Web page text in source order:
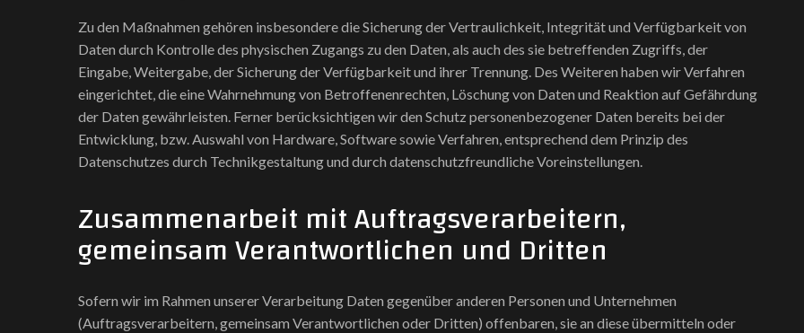
Zu den Maßnahmen gehören insbesondere die Sicherung der Vertraulichkeit, Integrität und Verfügbarkeit von
Daten durch Kontrolle des physischen Zugangs zu den Daten, als auch des sie betreffenden Zugriffs, der
Eingabe, Weitergabe, der Sicherung der Verfügbarkeit und ihrer Trennung. Des Weiteren haben wir Verfahren
eingerichtet, die eine Wahrnehmung von Betroffenenrechten, Löschung von Daten und Reaktion auf Gefährdung
der Daten gewährleisten. Ferner berücksichtigen wir den Schutz personenbezogener Daten bereits bei der
Entwicklung, bzw. Auswahl von Hardware, Software sowie Verfahren, entsprechend dem Prinzip des
Datenschutzes durch Technikgestaltung und durch datenschutzfreundliche Voreinstellungen.
Zusammenarbeit mit Auftragsverarbeitern,
gemeinsam Verantwortlichen und Dritten
Sofern wir im Rahmen unserer Verarbeitung Daten gegenüber anderen Personen und Unternehmen
(Auftragsverarbeitern, gemeinsam Verantwortlichen oder Dritten) offenbaren, sie an diese übermitteln oder